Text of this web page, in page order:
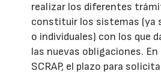
realizar los diferentes
constituir los sistemas (ya
o individuales) con los que
las nuevas obligaciones. En
SCRAP, el plazo para